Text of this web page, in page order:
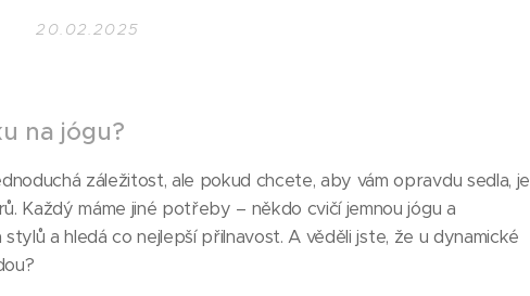
20.02.2025
na jógu?
záležitost, ale pokud chcete, aby vám opravdu sedla, je
Každý máme jiné potřeby – někdo cvičí jemnou jógu a
a hledá co nejlepší přilnavost. A věděli jste, že u dynamické